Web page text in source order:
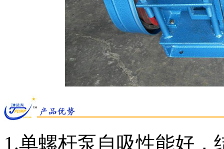
1.单螺杆泵自吸性能好